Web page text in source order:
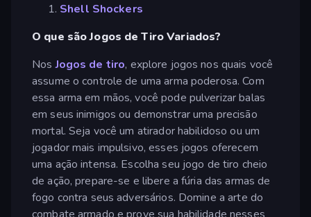
Shell Shockers
O que são Jogos de Tiro Variados?
NosJogos de tiro, explore jogos nos quais você
assume o controle de uma arma poderosa. Com
essa arma em mãos, você pode pulverizar balas
em seus inimigos ou demonstrar uma precisão
mortal. Seja você um atirador habilidoso ou um
jogador mais impulsivo, esses jogos oferecem
uma ação intensa. Escolha seu jogo de tiro cheio
de ação, prepare-se e libere a fúria das armas de
fogo contra seus adversários. Domine a arte do